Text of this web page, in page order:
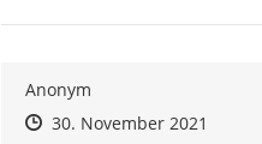
Anonym
Zeitpunkt des Erstellens
Zeitpunkt des Erstellens
30. November 2021